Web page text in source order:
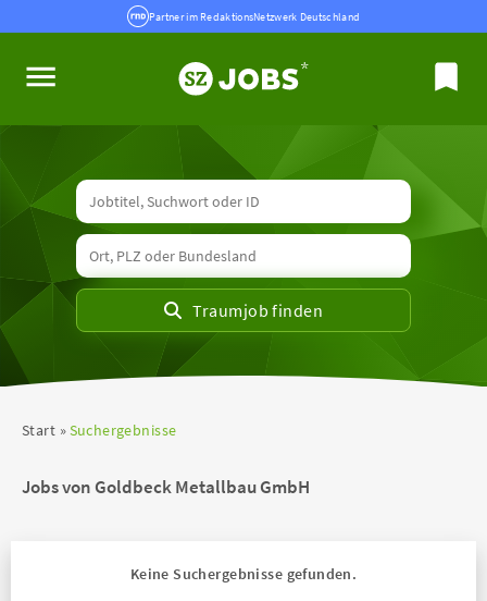
Partner im RedaktionsNetzwerk Deutschland
Start Suchergebnisse
Jobs von Goldbeck Metallbau GmbH
Keine Suchergebnisse gefunden.